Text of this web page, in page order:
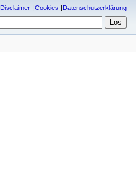
Disclaimer Cookies Datenschutzerklärung